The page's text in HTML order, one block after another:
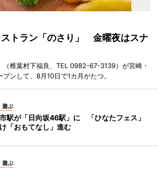
トラン「のさり」 金曜夜はスナ
（椎葉村下福良、TEL 0982-67-3139）が宮崎・
ンして、8月10日で1カ月がたつ。
遊ぶ
駅が「日向坂46駅」に 「ひなたフェス」
「おもてなし」進む
遊ぶ